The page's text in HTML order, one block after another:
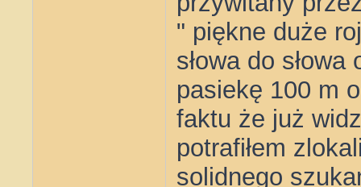
" piękne duże
słowa do
pasiekę 100 m
faktu że już
potrafiłem
solidnego